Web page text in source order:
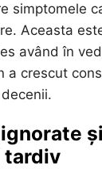
simptomele
Aceasta
având în
a crescut
și
tardiv